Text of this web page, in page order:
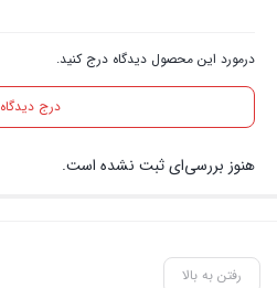
درمورد این محصول دیدگاه درج کنید.
درج دیدگاه
هنوز بررسی‌ای ثبت نشده است.
رفتن به بالا